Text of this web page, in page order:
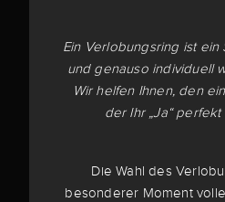
Ein Verlobungsring ist
und genauso individuell
Wir helfen Ihnen, den
der Ihr „Ja“
Die Wahl des
besonderer Moment